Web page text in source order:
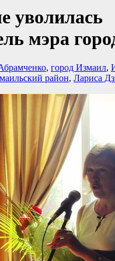
уволилась
мэра
, город Измаил,
район, Лариса